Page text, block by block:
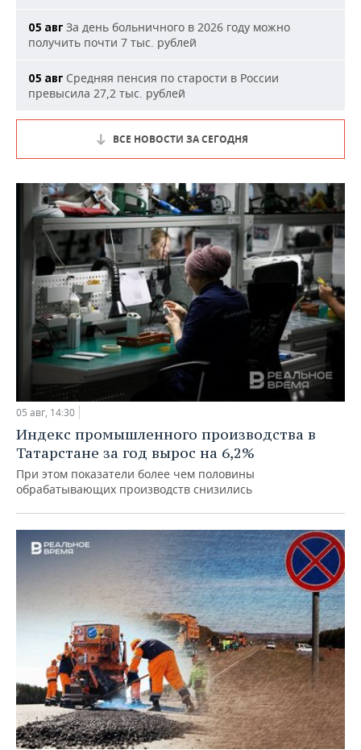
05 авг За день больничного в 2026 году можно
получить почти 7 тыс. рублей
05 авг Средняя пенсия по старости в России
превысила 27,2 тыс. рублей
ВСЕ НОВОСТИ ЗА СЕГОДНЯ
05 авг, 14:30
Индекс промышленного производства в
Татарстане за год вырос на 6,2%
При этом показатели более чем половины
обрабатывающих производств снизились